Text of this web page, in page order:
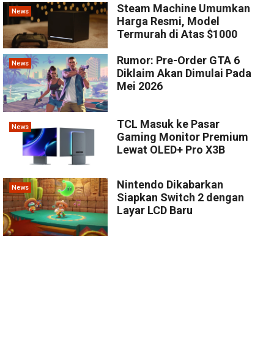
News
Steam Machine Umumkan
Harga Resmi, Model
Termurah di Atas $1000
News
Rumor: Pre-Order GTA 6
Diklaim Akan Dimulai Pada
Mei 2026
News
TCL Masuk ke Pasar
Gaming Monitor Premium
Lewat OLED+ Pro X3B
News
Nintendo Dikabarkan
Siapkan Switch 2 dengan
Layar LCD Baru